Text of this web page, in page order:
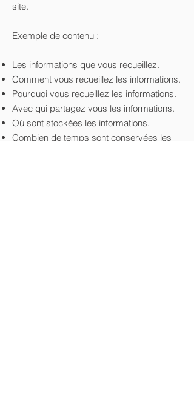
site.
Exemple de contenu :
Les informations que vous recueillez.
Comment vous recueillez les informations.
Pourquoi vous recueillez les informations.
Avec qui partagez vous les informations.
Où sont stockées les informations.
Combien de temps sont conservées les